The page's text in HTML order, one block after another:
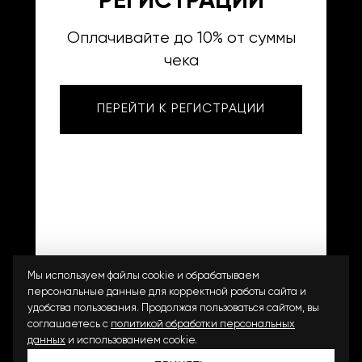
8 800 201-99-80
г.Чебоксары, ТЦ "Мега Молл",
ул. Калинина, 105А
официальный партнер
Мы используем файлы cookie и обрабатываем
персональные данные для корректной работы сайта и
удобства пользования. Продолжая пользоваться сайтом, вы
соглашаетесь с политикой обработки персональных
данных и использованием cookie.
Оплачивайте до 10% от суммы
чека
ПЕРЕЙТИ К РЕГИСТРАЦИИ